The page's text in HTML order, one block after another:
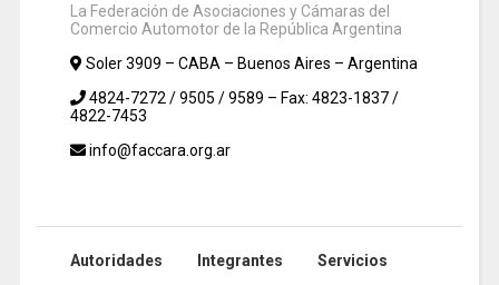
La Federación de Asociaciones y Cámaras del
Comercio Automotor de la República Argentina
Soler 3909 – CABA – Buenos Aires – Argentina
4824-7272 / 9505 / 9589 – Fax: 4823-1837 /
4822-7453
info@faccara.org.ar
Autoridades Integrantes Servicios